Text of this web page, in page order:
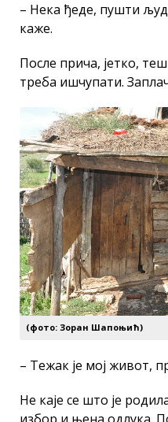
– Нека ђеде, пушти
каже.
После прича, јетко,
треба ишчупати.
(фото: Зоран Шапоњић)
– Тежак је мој живот,
Не каје се што је
избор и њена одлука.